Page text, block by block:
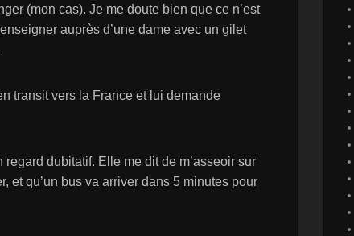
(mon cas). Je me doute bien que ce n’est
auprès d’une dame avec un gilet
transit vers la France et lui demande
regard dubitatif. Elle me dit de m’asseoir sur
et qu’un bus va arriver dans 5 minutes pour